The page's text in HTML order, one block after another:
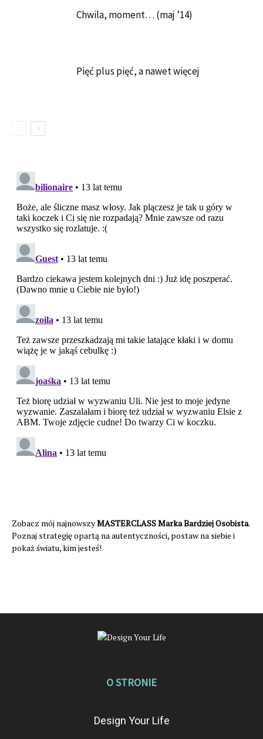
Chwila, moment… (maj ’14)
Pięć plus pięć, a nawet więcej
Zobacz mój najnowszyMASTERCLASS Marka Bardziej Osobista.
Poznaj strategię opartą na autentyczności, postaw na siebie i
pokaż światu, kim jesteś!
O STRONIE
Design Your Life